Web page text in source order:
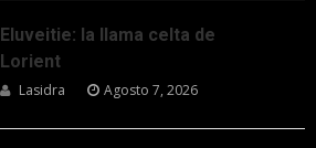
Eluveitie: la llama celta de
Lorient
Lasidra Agosto 7, 2026